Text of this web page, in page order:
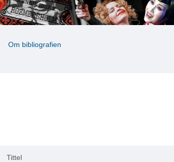
Om bibliografien
Tittel